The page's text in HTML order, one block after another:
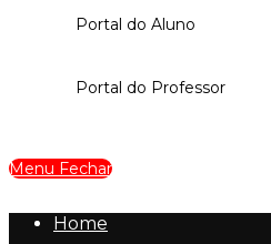
Portal do Aluno
Portal do Professor
Menu Fechar
Home